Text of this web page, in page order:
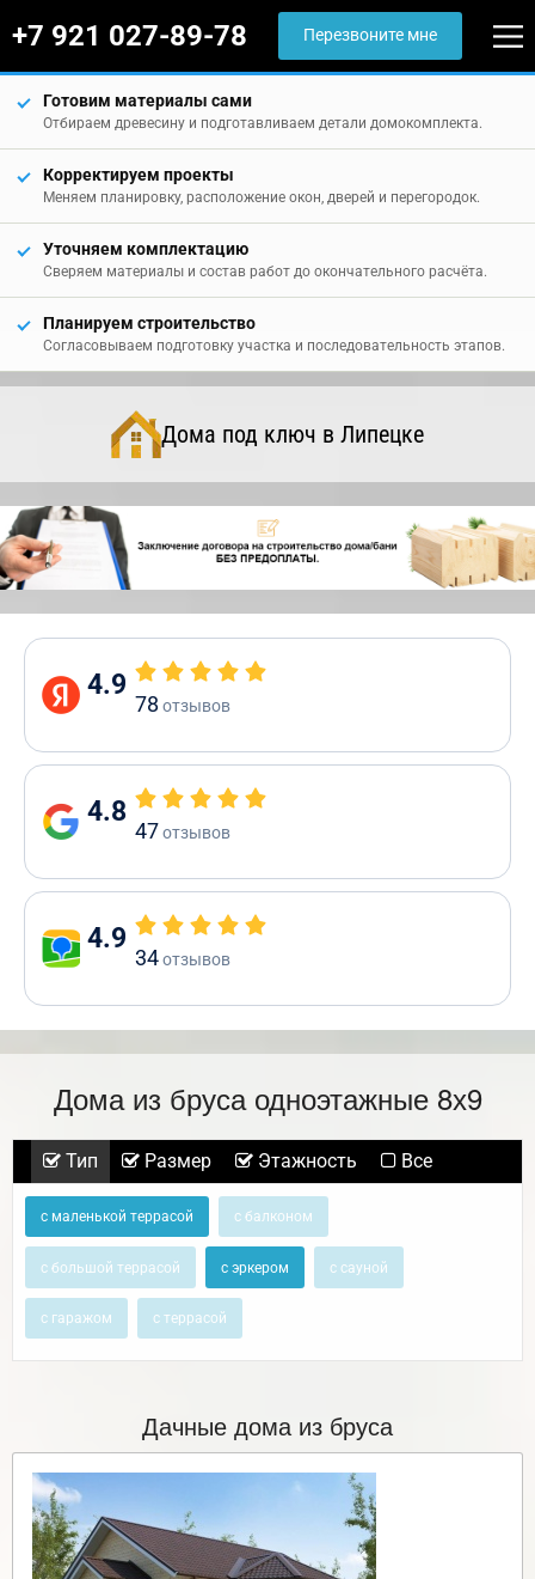
+7 921 027-89-78 Перезвоните мне
Готовим материалы сами
Отбираем древесину и подготавливаем детали домокомплекта.
Корректируем проекты
Меняем планировку, расположение окон, дверей и перегородок.
Уточняем комплектацию
Сверяем материалы и состав работ до окончательного расчёта.
Планируем строительство
Согласовываем подготовку участка и последовательность этапов.
Дома под ключ в Липецке
4.9
78 отзывов
4.8
47отзывов
4.9
34отзывов
Дома из бруса одноэтажные 8х9
Тип Размер Этажность Все
с маленькой террасой с балконом
с большой террасой с эркером с сауной
с гаражом с террасой
Дачные дома из бруса